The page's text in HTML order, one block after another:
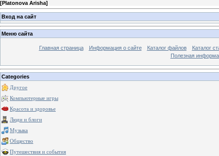
[Platonova Arisha]
Вход на сайт
Меню сайта
Главная страница Информация о сайте Каталог файлов
Каталог
Полезная
Categories
Другое
Компьютерные игры
Красота и здоровье
Люди и блоги
Музыка
Общество
Путешествия и события